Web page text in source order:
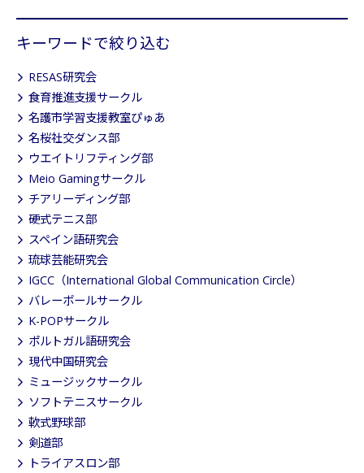
キーワードで絞り込む
RESAS研究会
食育推進支援サークル
名護市学習支援教室ぴゅあ
名桜社交ダンス部
ウエイトリフティング部
Meio Gamingサークル
チアリーディング部
硬式テニス部
スペイン語研究会
琉球芸能研究会
IGCC（International Global Communication Circle）
バレーボールサークル
K-POPサークル
ポルトガル語研究会
現代中国研究会
ミュージックサークル
ソフトテニスサークル
軟式野球部
剣道部
トライアスロン部